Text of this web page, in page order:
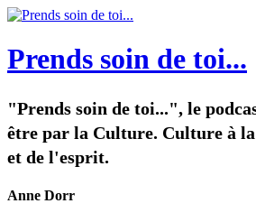
Prends soin de toi...
"Prends soin de toi...", le
être par la Culture. Culture à
et de l'esprit.
Anne Dorr